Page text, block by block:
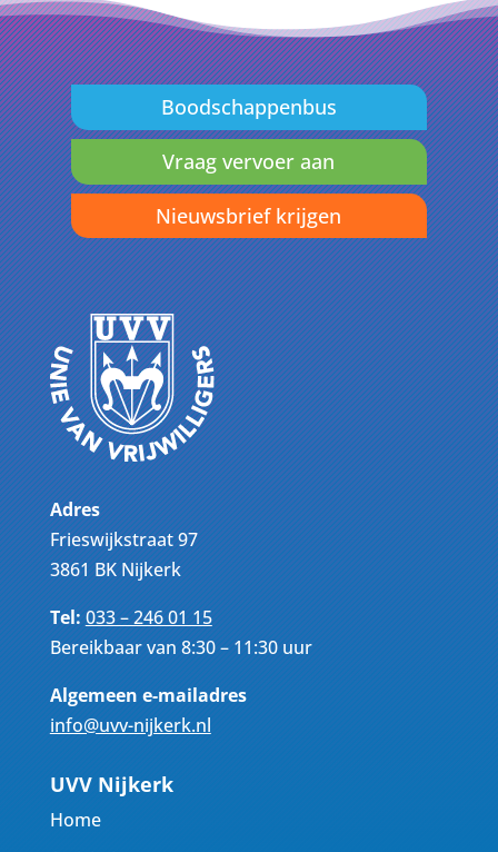
Boodschappenbus
Vraag vervoer aan
Nieuwsbrief krijgen
Adres
Frieswijkstraat 97
3861 BK Nijkerk
Tel:033 – 246 01 15
Bereikbaar van 8:30 – 11:30 uur
Algemeen e-mailadres
info@uvv-nijkerk.nl
UVV Nijkerk
Home